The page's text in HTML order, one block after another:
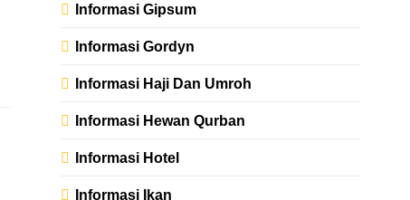
Informasi Gipsum
Informasi Gordyn
Informasi Haji Dan Umroh
Informasi Hewan Qurban
Informasi Hotel
Informasi Ikan